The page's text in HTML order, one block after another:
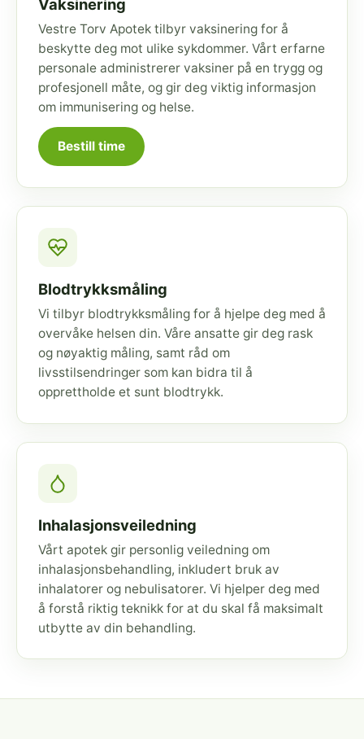
Vaksinering
Vestre Torv Apotek tilbyr vaksinering for å
beskytte deg mot ulike sykdommer. Vårt erfarne
personale administrerer vaksiner på en trygg og
profesjonell måte, og gir deg viktig informasjon
om immunisering og helse.
Bestill time
Blodtrykksmåling
Vi tilbyr blodtrykksmåling for å hjelpe deg med å
overvåke helsen din. Våre ansatte gir deg rask
og nøyaktig måling, samt råd om
livsstilsendringer som kan bidra til å
opprettholde et sunt blodtrykk.
Inhalasjonsveiledning
Vårt apotek gir personlig veiledning om
inhalasjonsbehandling, inkludert bruk av
inhalatorer og nebulisatorer. Vi hjelper deg med
å forstå riktig teknikk for at du skal få maksimalt
utbytte av din behandling.